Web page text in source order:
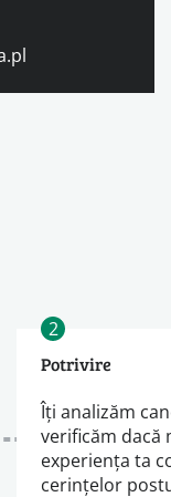
2
Potrivire
Îți analizăm
verificăm dacă
experiența ta
cerințelor